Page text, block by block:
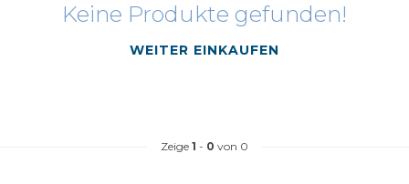
Keine Produkte gefunden!
WEITER EINKAUFEN
Zeige 1 - 0 von 0